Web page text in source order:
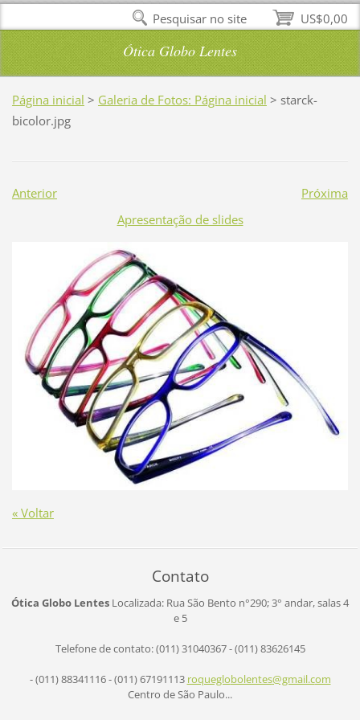
Ótica Globo Lentes
Página inicial > Galeria de Fotos: Página inicial > starck-
bicolor.jpg
Anterior
Próxima
Apresentação de slides
« Voltar
Contato
Ótica Globo Lentes Localizada: Rua São Bento n°290;3° andar, salas 4
e 5
Telefone de contato: (011) 31040367 - (011) 83626145
- (011) 88341116 - (011) 67191113 roqueglobolentes@gmail.com
Centro de São Paulo...
US$0,00
Pesquisar no site